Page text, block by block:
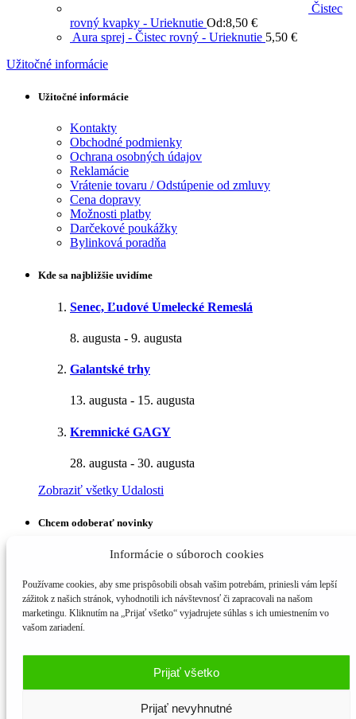
Informácie o súboroch cookies
Používame cookies, aby sme prispôsobili obsah vašim potrebám, priniesli vám lepší
zážitok z našich stránok, vyhodnotili ich návštevnosť či zapracovali na našom
marketingu. Kliknutím na „Prijať všetko“ vyjadrujete súhlas s ich umiestnením vo
vašom zariadení.
Prijať všetko
Prijať nevyhnutné
Čistec
rovný kvapky - Urieknutie Od:8,50 €
Aura sprej - Čistec rovný - Urieknutie 5,50 €
Užitočné informácie
Užitočné informácie
Kontakty
Obchodné podmienky
Ochrana osobných údajov
Reklamácie
Vrátenie tovaru / Odstúpenie od zmluvy
Cena dopravy
Možnosti platby
Darčekové poukážky
Bylinková poradňa
Kde sa najbližšie uvidíme
Senec, Ľudové Umelecké Remeslá
8. augusta - 9. augusta
Galantské trhy
13. augusta - 15. augusta
Kremnické GAGY
28. augusta - 30. augusta
Zobraziť všetky Udalosti
Chcem odoberať novinky
Meno a priezvisko
E-mail*
Flora s.r.o., Diakovce č. 125, PSČ 925 81, info@albaflora.sk